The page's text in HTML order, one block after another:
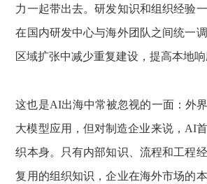
力一起带出去。研发知识和组织经验
在国内研发中心与海外团队之间统一
区域扩张中减少重复建设，提高本地响
这也是AI出海中常被忽视的一面：外
大模型应用，但对制造企业来说，AI
织本身。只有内部知识、流程和工程
复用的组织知识，企业在海外市场的